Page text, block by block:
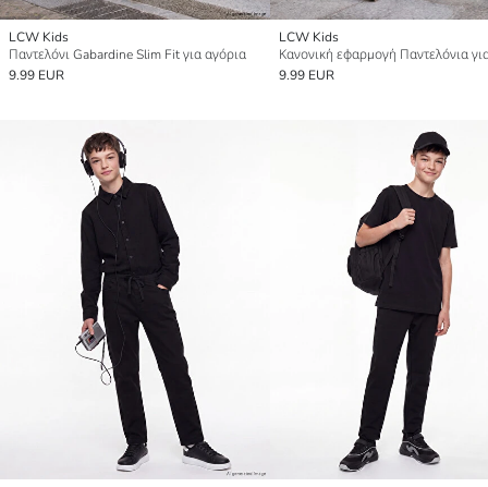
LCW Kids
Παντελόνι Gabardine Slim Fit για αγόρια
9.99 EUR
LCW Kids
9.99 EUR